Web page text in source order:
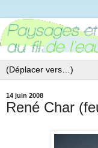
14 juin 2008
René Char